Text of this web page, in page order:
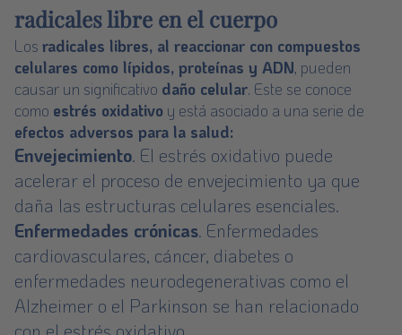
radicales libre en el cuerpo
Los radicales libres, al reaccionar con compuestos
celulares como lípidos, proteínas y ADN, pueden
causar un significativo daño celular. Este se conoce
como estrés oxidativo y está asociado a una serie de
efectos adversos para la salud:
Envejecimiento. El estrés oxidativo puede
acelerar el proceso de envejecimiento ya que
daña las estructuras celulares esenciales.
Enfermedades crónicas. Enfermedades
cardiovasculares, cáncer, diabetes o
enfermedades neurodegenerativas como el
Alzheimer o el Parkinson se han relacionado